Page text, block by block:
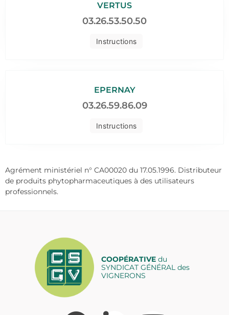
Instructions
VERTUS
03.26.53.50.50
Instructions
EPERNAY
03.26.59.86.09
Agrément ministériel n° CA00020 du 17.05.1996. Distributeur
de produits phytopharmaceutiques à des utilisateurs
professionnels.
COOPÉRATIVEdu
SYNDICAT GÉNÉRAL des
VIGNERONS